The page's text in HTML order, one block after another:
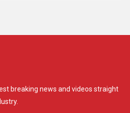
breaking news and videos straight